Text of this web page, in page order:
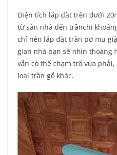
Diện tích lắp đặt trên dưới
từ sàn nhà đến trầnchỉ
chỉ nên lắp đặt trần pơ mu
gian nhà bạn sẽ nhìn thoáng
vẫn có thể chạm trổ vừa
loại trần gỗ khác.